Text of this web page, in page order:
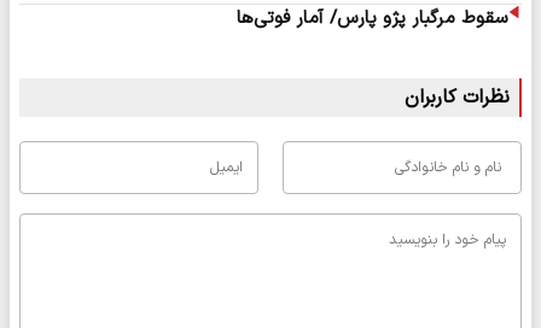
سقوط مرگبار پژو پارس/ آمار فوتی‌ها
نظرات کاربران